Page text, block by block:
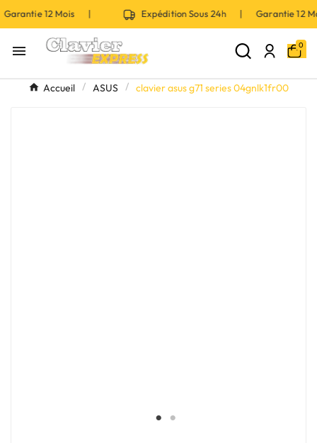
12 Mois | Expédition Sous 24h | Garantie 12
 0
Accueil ASUS clavier asus g71 series 04gnlk1fr00